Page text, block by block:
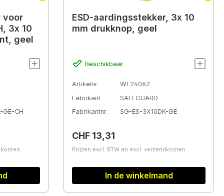
voor
3x 10
geel
GE-CH
ESD-aardingsstekker, 3x 10
mm drukknop, geel
Beschikbaar
Artikelnr.
WL24062
Fabrikant
SAFEGUARD
Fabrikantnr.
SG-ES-3X10DK-GE
Normale prijs:
CHF 13,31
Prijzen excl. BTW en excl. verzendkosten
In de winkelmand